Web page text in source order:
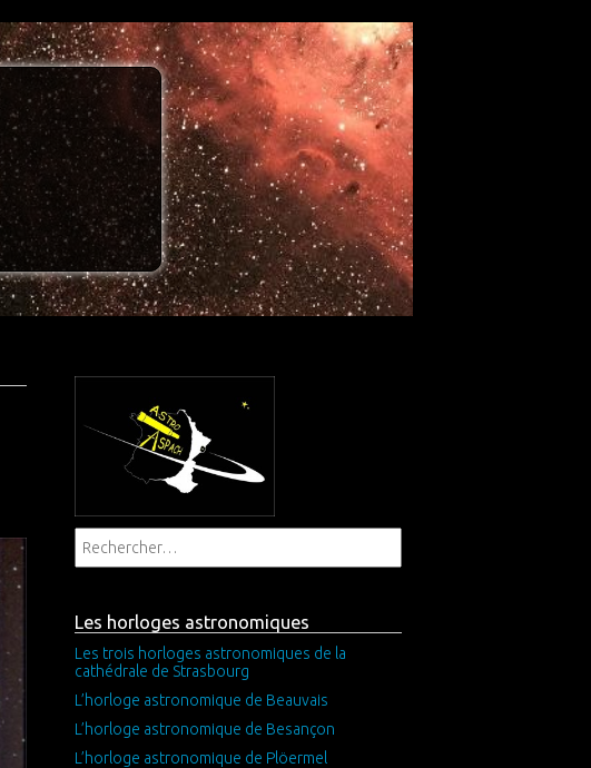
Les horloges astronomiques
Les trois horloges astronomiques de la
cathédrale de Strasbourg
L’horloge astronomique de Beauvais
L’horloge astronomique de Besançon
L’horloge astronomique de Plöermel